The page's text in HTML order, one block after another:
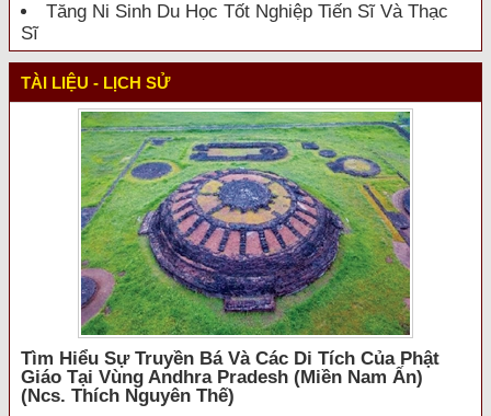
Tăng Ni Sinh Du Học Tốt Nghiệp Tiến Sĩ Và Thạc
Sĩ
TÀI LIỆU - LỊCH SỬ
Tìm Hiểu Sự Truyền Bá Và Các Di Tích Của Phật
Giáo Tại Vùng Andhra Pradesh (miền Nam Ấn)
(ncs. Thích Nguyên Thế)